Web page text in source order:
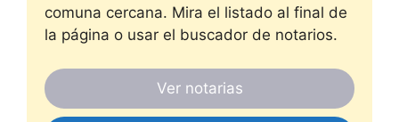
comuna cercana. Mira el listado al final de
la página o usar el buscador de notarios.
Ver notarias